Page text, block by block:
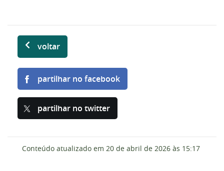
voltar
partilhar no facebook
partilhar no twitter
Conteúdo atualizado em 20 de abril de 2026 às 15:17